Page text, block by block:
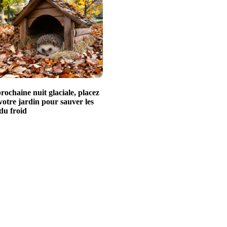
nuit glaciale, placez
jardin pour sauver les
froid